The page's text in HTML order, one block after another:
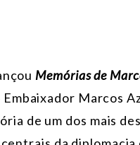
Memórias de
Marcos
de um dos mais